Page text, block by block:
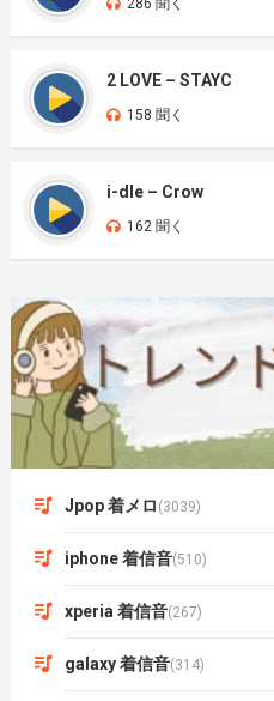
286 聞く
2 LOVE – STAYC
158 聞く
i-dle – Crow
162 聞く
Jpop 着メロ (3039)
iphone 着信音(510)
xperia 着信音(267)
galaxy 着信音(314)